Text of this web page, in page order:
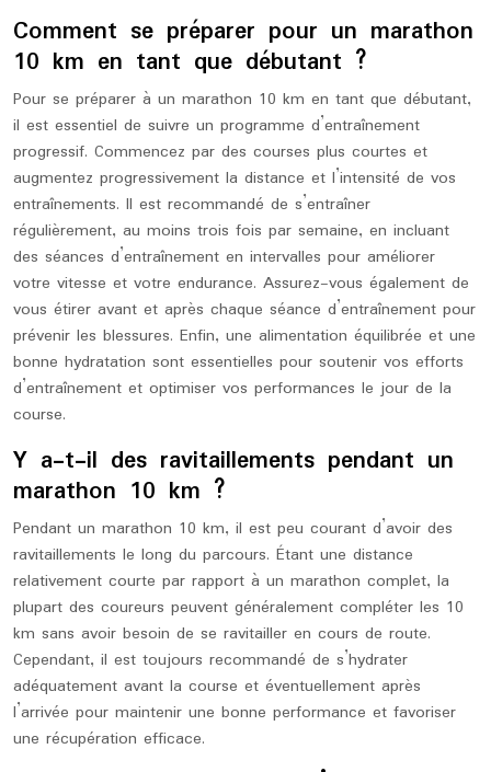
Comment se préparer pour un marathon
10 km en tant que débutant ?
Pour se préparer à un marathon 10 km en tant que débutant,
il est essentiel de suivre un programme d’entraînement
progressif. Commencez par des courses plus courtes et
augmentez progressivement la distance et l’intensité de vos
entraînements. Il est recommandé de s’entraîner
régulièrement, au moins trois fois par semaine, en incluant
des séances d’entraînement en intervalles pour améliorer
votre vitesse et votre endurance. Assurez-vous également de
vous étirer avant et après chaque séance d’entraînement pour
prévenir les blessures. Enfin, une alimentation équilibrée et une
bonne hydratation sont essentielles pour soutenir vos efforts
d’entraînement et optimiser vos performances le jour de la
course.
Y a-t-il des ravitaillements pendant un
marathon 10 km ?
Pendant un marathon 10 km, il est peu courant d’avoir des
ravitaillements le long du parcours. Étant une distance
relativement courte par rapport à un marathon complet, la
plupart des coureurs peuvent généralement compléter les 10
km sans avoir besoin de se ravitailler en cours de route.
Cependant, il est toujours recommandé de s’hydrater
adéquatement avant la course et éventuellement après
l’arrivée pour maintenir une bonne performance et favoriser
une récupération efficace.